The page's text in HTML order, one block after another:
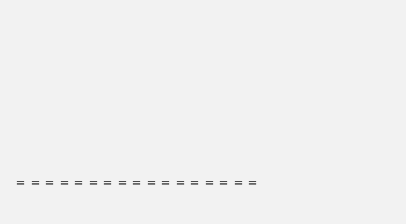
＝＝＝＝＝＝＝＝＝＝＝＝＝＝＝＝＝